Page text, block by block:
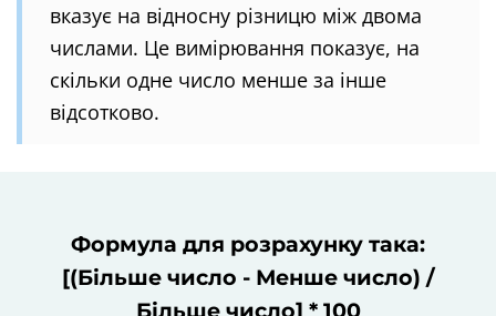
вказує на відносну різницю між двома
числами. Це вимірювання показує, на
скільки одне число менше за інше
відсотково.
Формула для розрахунку така:
[(Більше число - Менше число) /
Більше число] * 100